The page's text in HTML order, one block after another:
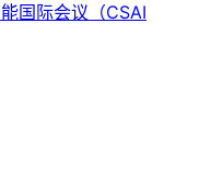
国际会议 （CSAI